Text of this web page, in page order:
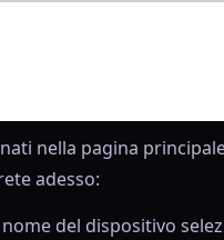
nella pagina
adesso:
del dispositivo